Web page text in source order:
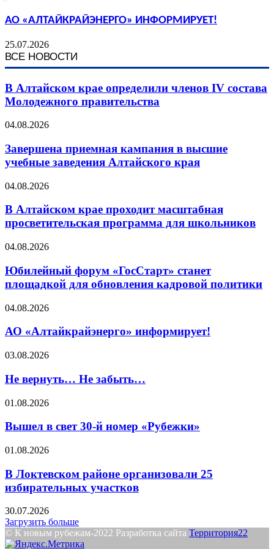
АО «АЛТАЙКРАЙЭНЕРГО» ИНФОРМИРУЕТ!
25.07.2026
ВСЕ НОВОСТИ
В Алтайском крае определили членов IV состава
Молодежного правительства
04.08.2026
Завершена приемная кампания в высшие
учебные заведения Алтайского края
04.08.2026
В Алтайском крае проходит масштабная
просветительская программа для школьников
04.08.2026
Юбилейный форум «ГосСтарт» станет
площадкой для обновления кадровой политики
04.08.2026
АО «Алтайкрайэнерго» информирует!
03.08.2026
Не вернуть… Не забыть…
01.08.2026
Вышел в свет 30-й номер «Рубежки»
01.08.2026
В Локтевском районе организовали 25
избирательных участков
30.07.2026
Загрузить больше
© К новым рубежам-2022 Разработка сайта Территория22